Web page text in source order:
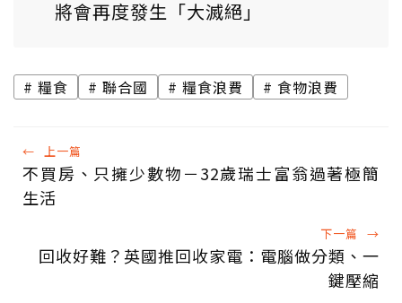
將會再度發生「大滅絕」
糧食 聯合國 糧食浪費 食物浪費
← 上一篇
不買房、只擁少數物－32歲瑞士富翁過著極簡
生活
下一篇 →
回收好難？英國推回收家電：電腦做分類、一
鍵壓縮